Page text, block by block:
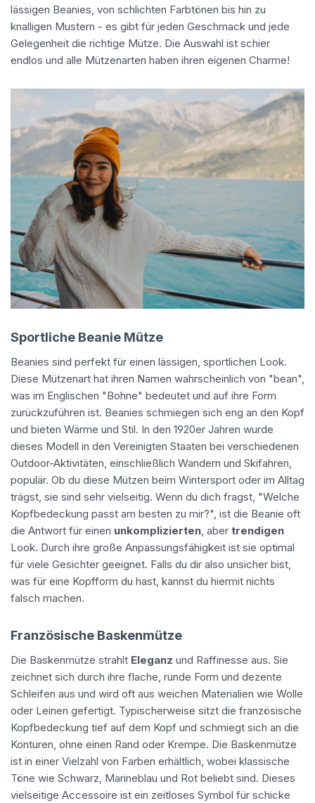
lässigen Beanies, von schlichten Farbtönen bis hin zu
knalligen Mustern - es gibt für jeden Geschmack und jede
Gelegenheit die richtige Mütze. Die Auswahl ist schier
endlos und alle Mützenarten haben ihren eigenen Charme!
Sportliche Beanie Mütze
Beanies sind perfekt für einen lässigen, sportlichen Look.
Diese Mützenart hat ihren Namen wahrscheinlich von "bean",
was im Englischen "Bohne" bedeutet und auf ihre Form
zurückzuführen ist. Beanies schmiegen sich eng an den Kopf
und bieten Wärme und Stil. In den 1920er Jahren wurde
dieses Modell in den Vereinigten Staaten bei verschiedenen
Outdoor-Aktivitäten, einschließlich Wandern und Skifahren,
populär. Ob du diese Mützen beim Wintersport oder im Alltag
trägst, sie sind sehr vielseitig. Wenn du dich fragst, "Welche
Kopfbedeckung passt am besten zu mir?", ist die Beanie oft
die Antwort für einen unkomplizierten, aber trendigen
Look. Durch ihre große Anpassungsfähigkeit ist sie optimal
für viele Gesichter geeignet. Falls du dir also unsicher bist,
was für eine Kopfform du hast, kannst du hiermit nichts
falsch machen.
Französische Baskenmütze
Die Baskenmütze strahlt Eleganz und Raffinesse aus. Sie
zeichnet sich durch ihre flache, runde Form und dezente
Schleifen aus und wird oft aus weichen Materialien wie Wolle
oder Leinen gefertigt. Typischerweise sitzt die französische
Kopfbedeckung tief auf dem Kopf und schmiegt sich an die
Konturen, ohne einen Rand oder Krempe. Die Baskenmütze
ist in einer Vielzahl von Farben erhältlich, wobei klassische
Töne wie Schwarz, Marineblau und Rot beliebt sind. Dieses
vielseitige Accessoire ist ein zeitloses Symbol für schicke